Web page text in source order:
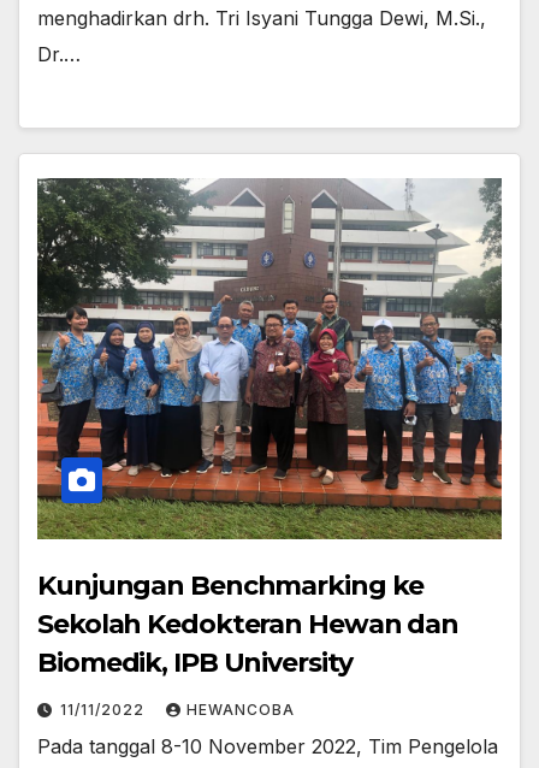
menghadirkan drh. Tri Isyani Tungga Dewi, M.Si.,
Dr.…
Kunjungan Benchmarking ke
Sekolah Kedokteran Hewan dan
Biomedik, IPB University
11/11/2022 HEWANCOBA
Pada tanggal 8-10 November 2022, Tim Pengelola